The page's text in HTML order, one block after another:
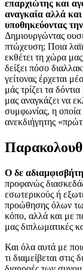
επαρχιώτης και
αναγκαία αλλά
υποθηκεύοντας
Δημιουργώντας
πτώχευση; Ποια
εκθέτει τη χώρα
δείξει πόσο
γείτονας έρχεται
μάς τρίζει τα
μας αναγκάζει να
συμφωνίας, η οποία
ανεκδιήγητης
Ο δε
προφανώς
εσωτερικούς ή
προώθησης όλων
κόπο, αλλά και με
μας διπλωματικές
Και όλα αυτά με
τι διαμείβεται